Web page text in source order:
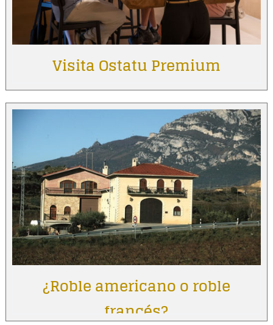
Visita Ostatu Premium
¿Roble americano o roble
francés?